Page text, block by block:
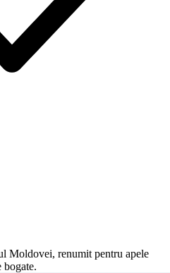
Moldovei, renumit pentru apele
bogate.